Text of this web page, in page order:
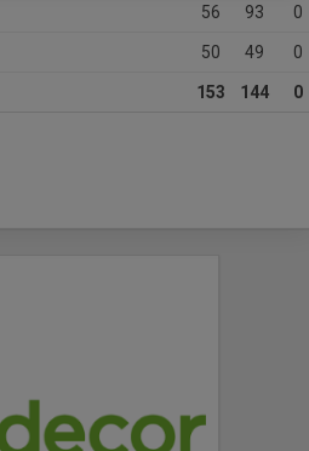
56 93 0
50 49 0
153 144 0